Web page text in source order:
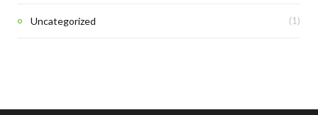
Uncategorized (1)